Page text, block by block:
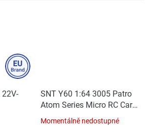
SNT Y60 1:64 3005 Patro
Atom Series Micro RC Car
Green (Car+RC)
Momentálně nedostupné